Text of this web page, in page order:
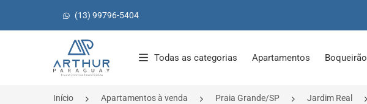
(13) 99796-5404
Página inicial
Todas as categorias Apartamentos Boqueirão
Início Apartamentos à venda Praia Grande/SP Jardim Real